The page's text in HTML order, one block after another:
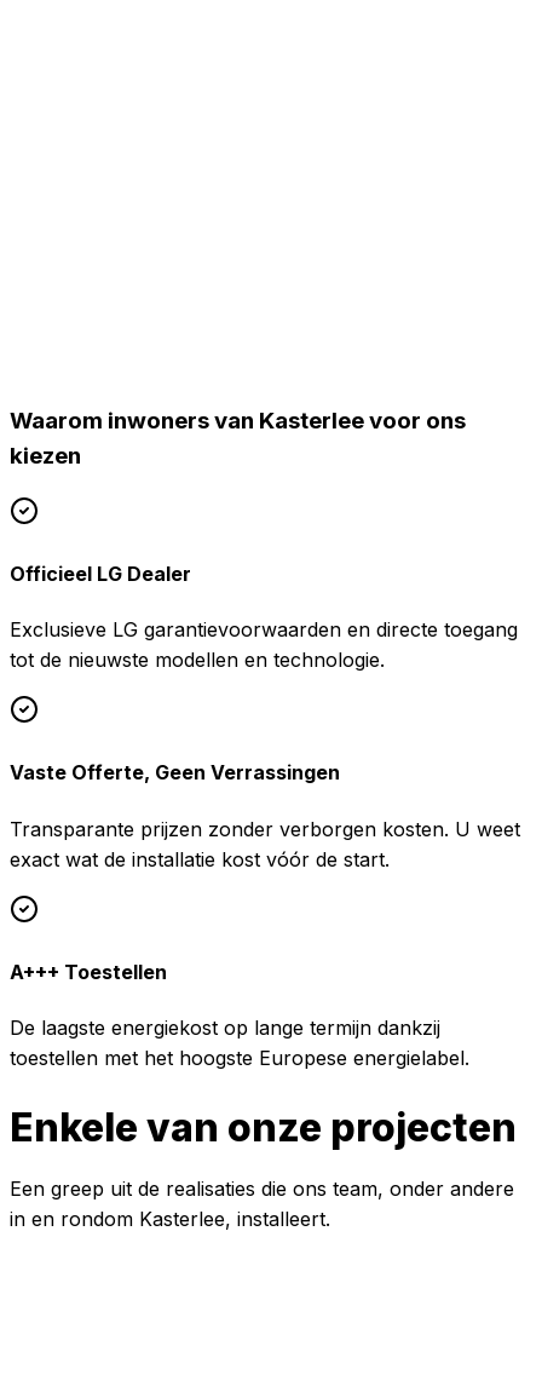
Uw favoriete installateur voor verwarming & koeling.
Waarom inwoners van Kasterleevoor ons
kiezen
Officieel LG Dealer
Exclusieve LG garantievoorwaarden en directe toegang
tot de nieuwste modellen en technologie.
Vaste Offerte, Geen Verrassingen
Transparante prijzen zonder verborgen kosten. U weet
exact wat de installatie kost vóór de start.
A+++ Toestellen
De laagste energiekost op lange termijn dankzij
toestellen met het hoogste Europese energielabel.
Enkele van onze projecten
Een greep uit de realisaties die ons team, onder andere
in en rondom Kasterlee, installeert.